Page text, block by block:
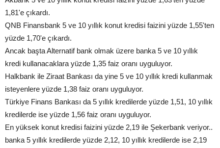
1,81'e çıkardı.
QNB Finansbank 5 ve 10 yıllık konut kredisi faizini yüzde 1,55'ten
yüzde 1,70'e çıkardı.
Ancak başta Alternatif bank olmak üzere banka 5 ve 10 yıllık
kredi kullanacaklara yüzde 1,35 faiz oranı uyguluyor.
Halkbank ile Ziraat Bankası da yine 5 ve 10 yıllık kredi kullanmak
isteyenlere yüzde 1,38 faiz oranı uyguluyor.
Türkiye Finans Bankası da 5 yıllık kredilerde yüzde 1,51, 10 yıllık
kredilerde ise yüzde 1,56 faiz oranı uyguluyor.
En yüksek konut kredisi faizini yüzde 2,19 ile Şekerbank veriyor..
banka 5 yıllık kredilerde yüzde 2,12, 10 yıllık kredilerde ise 2,19